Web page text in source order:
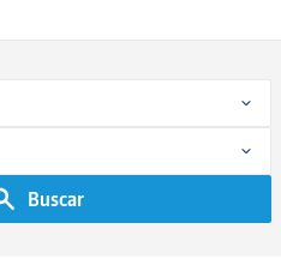
Buscar